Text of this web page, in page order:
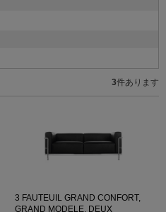
3件あります
3 FAUTEUIL GRAND CONFORT,
GRAND MODELE, DEUX